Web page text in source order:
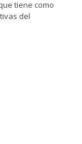
tiene como
del